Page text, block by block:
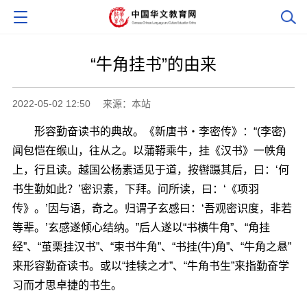
“牛角挂书”的由来
2022-05-02 12:50 来源：本站
形容勤奋读书的典故。《新唐书・李密传》：“(李密)
闻包恺在缑山，往从之。以蒲鞯乘牛，挂《汉书》一帙角
上，行且读。越国公杨素适见于道，按辔蹑其后，曰：‘何
书生勤如此？’密识素，下拜。问所读，曰：‘《项羽
传》。’因与语，奇之。归谓子玄感曰：‘吾观密识度，非若
等辈。’玄感遂倾心结纳。”后人遂以“书横牛角”、“角挂
经”、“茧栗挂汉书”、“束书牛角”、“书挂(牛)角”、“牛角之悬”
来形容勤奋读书。或以“挂犊之才”、“牛角书生”来指勤奋学
习而才思卓捷的书生。